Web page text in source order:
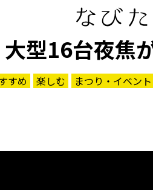
型16台夜焦
すめ 楽しむ まつり・イベント